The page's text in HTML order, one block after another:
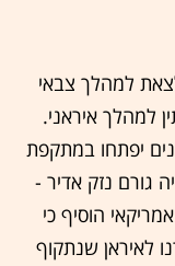
למהלך צבאי
למהלך איראני.
יפתחו במתקפת
גורם נזק אדיר -
הוסיף כי
לאיראן שנתקוף